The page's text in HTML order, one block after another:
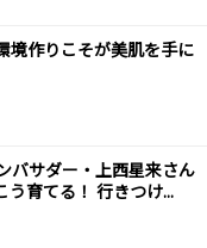
境作りこそが美肌を手に
バサダー・上西星来さん
う育てる！ 行きつけ...